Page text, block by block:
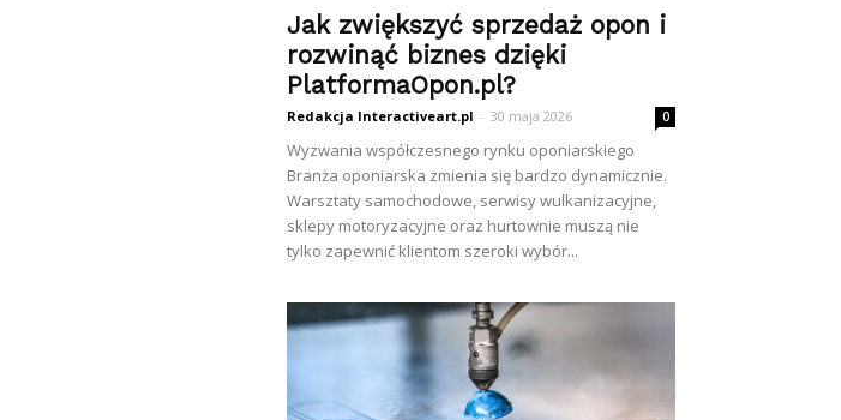
Jak zwiększyć sprzedaż opon i
rozwinąć biznes dzięki
PlatformaOpon.pl?
Redakcja Interactiveart.pl - 30 maja 2026 0
Wyzwania współczesnego rynku oponiarskiego
Branża oponiarska zmienia się bardzo dynamicznie.
Warsztaty samochodowe, serwisy wulkanizacyjne,
sklepy motoryzacyjne oraz hurtownie muszą nie
tylko zapewnić klientom szeroki wybór...